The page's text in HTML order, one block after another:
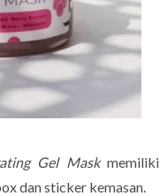
Gel Maskmemiliki
dan sticker kemasan.